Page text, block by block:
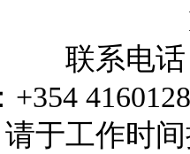
联系电话
+354
请于工作时间